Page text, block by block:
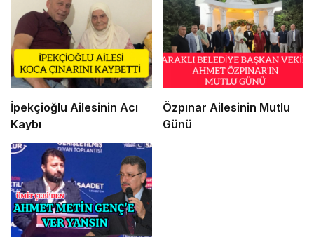
İpekçioğlu Ailesinin Acı
Kaybı
Özpınar Ailesinin Mutlu
Günü